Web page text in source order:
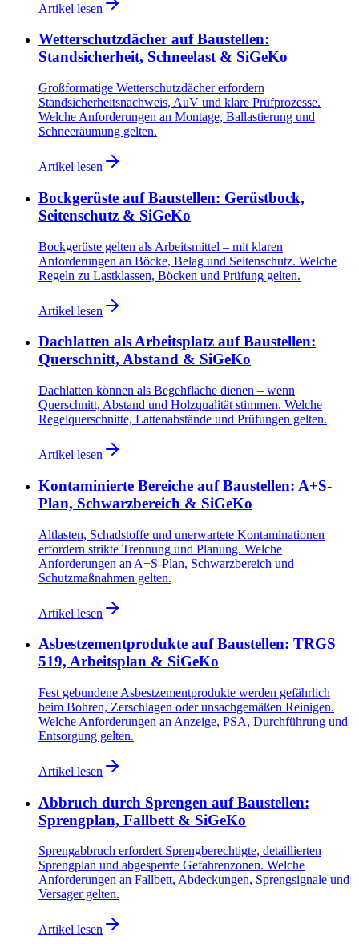
Artikel lesen
Wetterschutzdächer auf Baustellen:
Standsicherheit, Schneelast & SiGeKo
Großformatige Wetterschutzdächer erfordern
Standsicherheitsnachweis, AuV und klare Prüfprozesse.
Welche Anforderungen an Montage, Ballastierung und
Schneeräumung gelten.
Artikel lesen
Bockgerüste auf Baustellen: Gerüstbock,
Seitenschutz & SiGeKo
Bockgerüste gelten als Arbeitsmittel – mit klaren
Anforderungen an Böcke, Belag und Seitenschutz. Welche
Regeln zu Lastklassen, Böcken und Prüfung gelten.
Artikel lesen
Dachlatten als Arbeitsplatz auf Baustellen:
Querschnitt, Abstand & SiGeKo
Dachlatten können als Begehfläche dienen – wenn
Querschnitt, Abstand und Holzqualität stimmen. Welche
Regelquerschnitte, Lattenabstände und Prüfungen gelten.
Artikel lesen
Kontaminierte Bereiche auf Baustellen: A+S-
Plan, Schwarzbereich & SiGeKo
Altlasten, Schadstoffe und unerwartete Kontaminationen
erfordern strikte Trennung und Planung. Welche
Anforderungen an A+S-Plan, Schwarzbereich und
Schutzmaßnahmen gelten.
Artikel lesen
Asbestzementprodukte auf Baustellen: TRGS
519, Arbeitsplan & SiGeKo
Fest gebundene Asbestzementprodukte werden gefährlich
beim Bohren, Zerschlagen oder unsachgemäßen Reinigen.
Welche Anforderungen an Anzeige, PSA, Durchführung und
Entsorgung gelten.
Artikel lesen
Abbruch durch Sprengen auf Baustellen:
Sprengplan, Fallbett & SiGeKo
Sprengabbruch erfordert Sprengberechtigte, detaillierten
Sprengplan und abgesperrte Gefahrenzonen. Welche
Anforderungen an Fallbett, Abdeckungen, Sprengsignale und
Versager gelten.
Artikel lesen